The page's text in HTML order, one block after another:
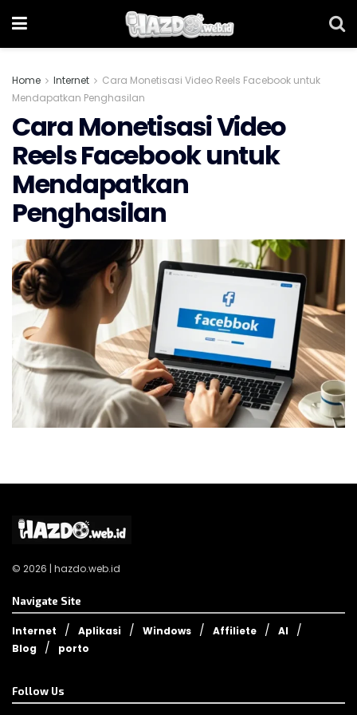
Home Internet
Cara Monetisasi Video Reels Facebook untuk
Mendapatkan Penghasilan
Cara Monetisasi Video
Reels Facebook untuk
Mendapatkan
Penghasilan
© 2026 | hazdo.web.id
Navigate Site
Internet Aplikasi Windows Affiliete
AI
Blog
porto
Follow Us